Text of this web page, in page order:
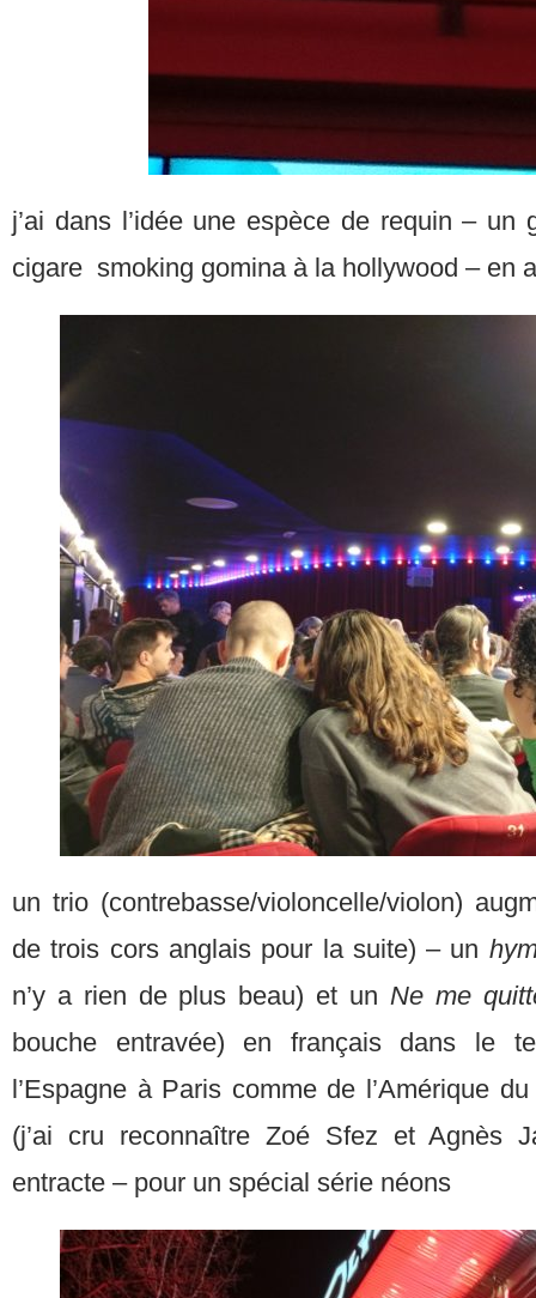
j’ai dans l’idée une espèce de requin – un
cigare smoking gomina à la hollywood – en
un trio (contrebasse/violoncelle/violon)
de trois cors anglais pour la suite) – un
n’y a rien de plus beau) et un Ne me
bouche entravée) en français dans le
l’Espagne à Paris comme de l’Amérique
(j’ai cru reconnaître Zoé Sfez et Agnès
entracte – pour un spécial série néons